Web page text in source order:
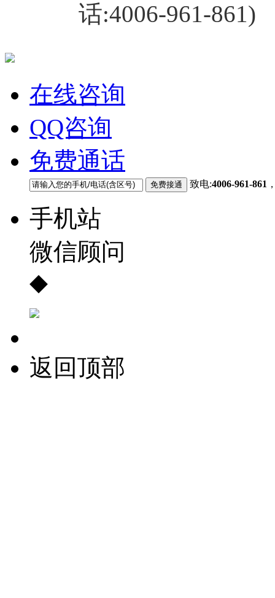
话:4006-961-861)
在线咨询
QQ咨询
免费通话
致电:4006-961-861
手机站
微信顾问
◆
返回顶部